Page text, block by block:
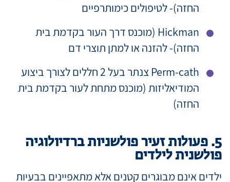
החזה)- לטיפולים כימותרפיים
Hickman (מוכנס דרך העור בקדמת בית
החזה)- להזנה או למתן תוצרי דם
Perm-cath צנתר בעל 2 חללים לצורך ביצוע
המודיאליזות (מוכנס מתחת לעור בקדמת בית
החזה)
5. פעולות זעיר פולשניות ברדיולוגיה
פולשנית לילדים
ילדים אינם מבוגרים קטנים אלא מתאפיינים בבעיות